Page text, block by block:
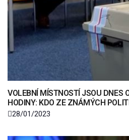
VOLEBNÍ MÍSTNOSTÍ JSOU DNES
HODINY: KDO ZE ZNÁMÝCH
28/01/2023